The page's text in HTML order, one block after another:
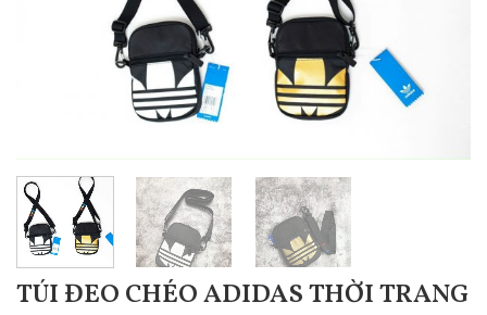
TÚI ĐEO CHÉO ADIDAS THỜI TRANG